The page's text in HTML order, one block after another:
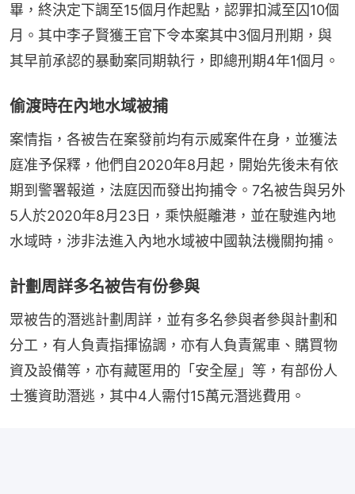
畢，終決定下調至15個月作起點，認罪扣減至囚10個
月。其中李子賢獲王官下令本案其中3個月刑期，與
其早前承認的暴動案同期執行，即總刑期4年1個月。
偷渡時在內地水域被捕
案情指，各被告在案發前均有示威案件在身，並獲法
庭准予保釋，他們自2020年8月起，開始先後未有依
期到警署報道，法庭因而發出拘捕令。7名被告與另外
5人於2020年8月23日，乘快艇離港，並在駛進內地
水域時，涉非法進入內地水域被中國執法機關拘捕。
計劃周詳多名被告有份參與
眾被告的潛逃計劃周詳，並有多名參與者參與計劃和
分工，有人負責指揮協調，亦有人負責駕車、購買物
資及設備等，亦有藏匿用的「安全屋」等，有部份人
士獲資助潛逃，其中4人需付15萬元潛逃費用。